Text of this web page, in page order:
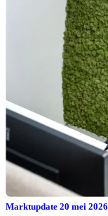
Marktupdate 20 mei 2026